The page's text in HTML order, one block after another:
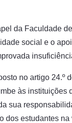
da Faculdade
social e o
no artigo 24.º
às instituições
sua
dos estudantes na